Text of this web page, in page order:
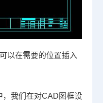
以在需要的位置插入
，我们在对CAD 图框设